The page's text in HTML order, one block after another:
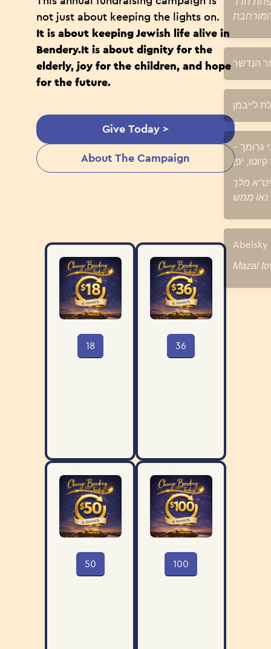
not just about keeping the lights on.
It is about keeping Jewish life alive in
Bendery.It is about dignity for the
elderly, joy for the children, and hope
for the future.
Give Today >
About The Campaign
18 36
50 100